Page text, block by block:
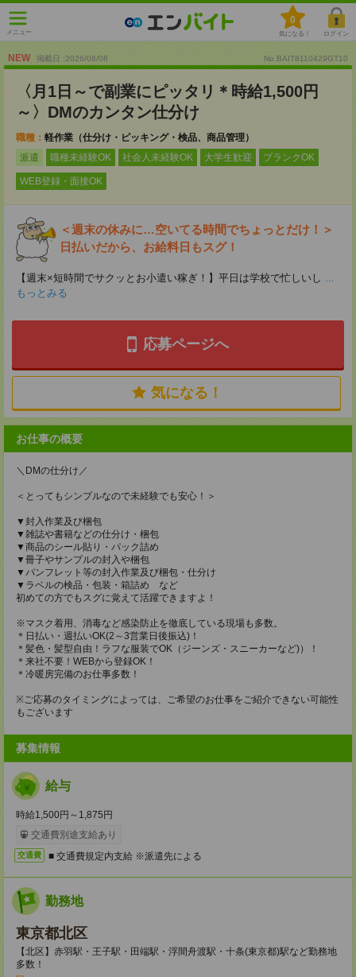
メニュー
0
気になる！ ログイン
NEW 掲載日 :2026/08/08 No.BAIT8110429GT10
〈月1日～で副業にピッタリ＊時給1,500円
～〉DMのカンタン仕分け
職種： 軽作業（仕分け・ピッキング・検品、商品管理）
派遣
職種未経験OK 社会人未経験OK 大学生歓迎 ブランクOK
WEB登録・面接OK
＜週末の休みに…空いてる時間でちょっとだけ！＞
日払いだから、お給料日もスグ！
【週末×短時間でサクッとお小遣い稼ぎ！】平日は学校で忙しいし ...
もっとみる
応募ページへ
気になる！
お仕事の概要
＼DMの仕分け／
＜とってもシンプルなので未経験でも安心！＞
▼封入作業及び梱包
▼雑誌や書籍などの仕分け・梱包
▼商品のシール貼り・パック詰め
▼冊子やサンプルの封入や梱包
▼パンフレット等の封入作業及び梱包・仕分け
▼ラベルの検品・包装・箱詰め など
初めての方でもスグに覚えて活躍できますよ！
※マスク着用、消毒など感染防止を徹底している現場も多数。
＊日払い・週払いOK(2～3営業日後振込)！
＊髪色・髪型自由！ラフな服装でOK（ジーンズ・スニーカーなど)）！
＊来社不要！WEBから登録OK！
＊冷暖房完備のお仕事多数！
※ご応募のタイミングによっては、ご希望のお仕事をご紹介できない可能性
もございます
募集情報
給与
時給1,500円～1,875円
交通費別途支給あり
交通費 ■ 交通費規定内支給 ※派遣先による
勤務地
東京都北区
【北区】赤羽駅・王子駅・田端駅・浮間舟渡駅・十条(東京都)駅など勤務地
多数！